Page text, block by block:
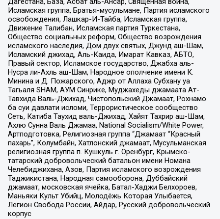
Исламская группа, Братья-мусульмане, Партия исламского
освобождения, Лашкар-И-Тайба, Исламская группа,
Движение Талибан, Исламская партия Туркестана,
Общество социальных реформ, Общество возрождения
исламского наследия, Дом двух святых, Джунд аш-Шам,
Исламский джихад, Аль-Каида, Имарат Кавказ, АБТО,
Правый сектор, Исламское государство, Джабха аль-
Нусра ли-Ахль аш-Шам, Народное ополчение имени К.
Минина и Д. Пожарского, Аджр от Аллаха Субхану уа
Тагьаля SHAM, АУМ Синрике, Муджахеды джамаата Ат-
Тавхида Валь-Джихад, Чистопольский Джамаат, Рохнамо
ба суи давлати исломи, Террористическое сообщество
Сеть, Катиба Таухид валь-Джихад, Хайят Тахрир аш-Шам,
Ахлю Сунна Валь Джамаа, National Socialism/White Power,
Артподготовка, Религиозная группа “Джамаат “Красный
пахарь”, Колумбайн, Хатлонский джамаат, Мусульманская
религиозная группа п. Кушкуль г. Оренбург, Крымско-
татарский добровольческий батальон имени Номана
Челебиджихана, Азов, Партия исламского возрождения
Таджикистана, Народная самооборона, Дуббайский
джамаат, московская ячейка, Батал-Хаджи Белхороев,
Маньяки Культ Убийц, Молодёжь Которая Улыбается,
Легион Свобода России, Айдар, Русский добровольческий
корпус